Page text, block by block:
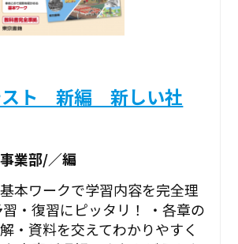
スト 新編 新しい社
業部/／編
本ワークで学習内容を完全理
・復習にピッタリ！ ・各章の
・資料を交えてわかりやすく